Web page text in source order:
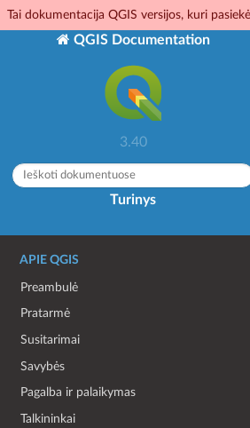
Tai dokumentacija QGIS versijos, kuri
QGIS Documentation
3.40
Turinys
APIE QGIS
Preambulė
Pratarmė
Susitarimai
Savybės
Pagalba ir palaikymas
Talkininkai